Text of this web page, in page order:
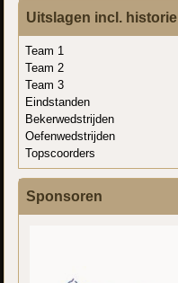
Uitslagen incl. historie
Team 1
Team 2
Team 3
Eindstanden
Bekerwedstrijden
Oefenwedstrijden
Topscoorders
Sponsoren